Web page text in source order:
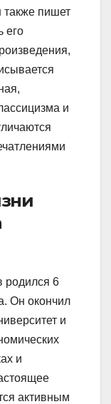
также пишет
его
и
родился 6
Он окончил
и
и
активным